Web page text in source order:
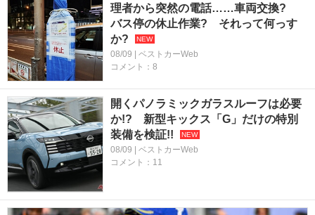
理者から突然の電話……車両交換?
バス停の休止作業? それって何っす
か?
08/09 | ベストカーWeb
コメント：8
開くパノラミックガラスルーフは必要
か!? 新型キックス「G」だけの特別
装備を検証!!
08/09 | ベストカーWeb
コメント：11